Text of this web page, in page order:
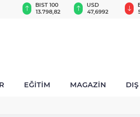
BIST 100
13.798,82
USD
47,6992
EĞİTİM MAGAZİN